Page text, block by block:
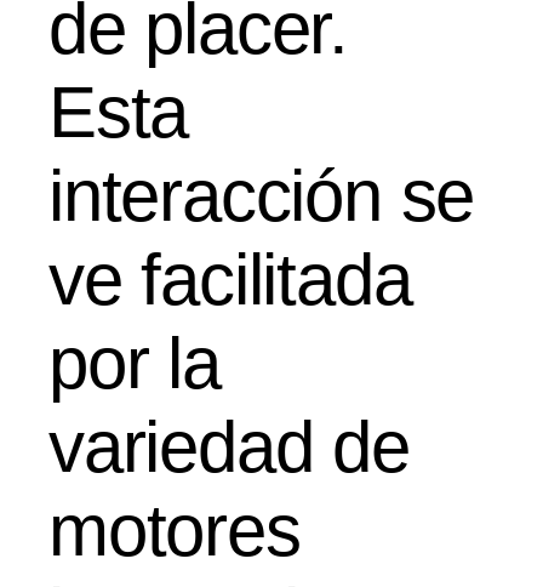
de placer.
Esta
interacción se
ve facilitada
por la
variedad de
motores